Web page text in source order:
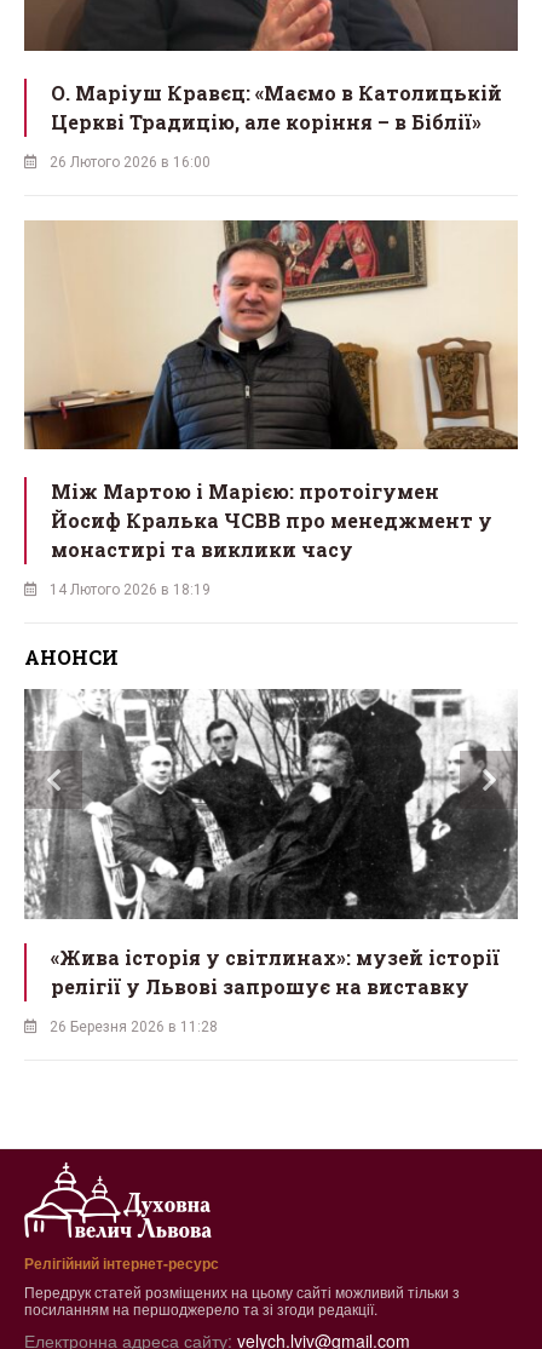
О. Маріуш Кравєц: «Маємо в Католицькій
Церкві Традицію, але коріння – в Біблії»
26 Лютого 2026 в 16:00
Між Мартою і Марією: протоігумен
Йосиф Кралька ЧСВВ про менеджмент у
монастирі та виклики часу
14 Лютого 2026 в 18:19
АНОНСИ
«Жива історія у світлинах»: музей історії
релігії у Львові запрошує на виставку
26 Березня 2026 в 11:28
Релігійний інтернет-ресурс
Передрук статей розміщених на цьому сайті можливий тільки з
посиланням на першоджерело та зі згоди редакції.
Електронна адреса сайту: velych.lviv@gmail.com